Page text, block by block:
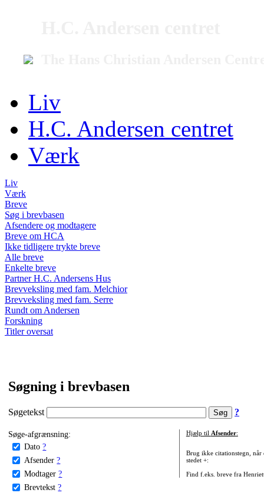
Liv
H.C. Andersen centret
Værk
Liv
Værk
Breve
Søg i brevbasen
Afsendere og modtagere
Breve om HCA
Ikke tidligere trykte breve
Alle breve
Enkelte breve
Partner H.C. Andersens Hus
Brevveksling med fam. Melchior
Brevveksling med fam. Serre
Rundt om Andersen
Forskning
Titler oversat
Søgning i brevbasen
Søgetekst ?
Søge-afgrænsning:
Dato ?
Afsender ?
Modtager ?
Brevtekst ?
Hjælp til Afsender:
Brug ikke citationstegn, når
stedet +:
Find f.eks. breve fra